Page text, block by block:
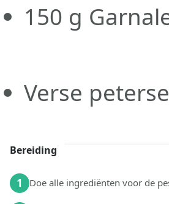
150 g
Verse
Bereiding
1 Doe alle ingrediënten voor de